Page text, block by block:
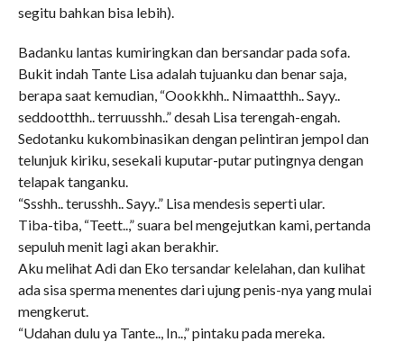
segitu bahkan bisa lebih).
Badanku lantas kumiringkan dan bersandar pada sofa.
Bukit indah Tante Lisa adalah tujuanku dan benar saja,
berapa saat kemudian, “Oookkhh.. Nimaatthh.. Sayy..
seddootthh.. terruusshh..” desah Lisa terengah-engah.
Sedotanku kukombinasikan dengan pelintiran jempol dan
telunjuk kiriku, sesekali kuputar-putar putingnya dengan
telapak tanganku.
“Ssshh.. terusshh.. Sayy..” Lisa mendesis seperti ular.
Tiba-tiba, “Teett..,” suara bel mengejutkan kami, pertanda
sepuluh menit lagi akan berakhir.
Aku melihat Adi dan Eko tersandar kelelahan, dan kulihat
ada sisa sperma menentes dari ujung penis-nya yang mulai
mengkerut.
“Udahan dulu ya Tante.., In..,” pintaku pada mereka.